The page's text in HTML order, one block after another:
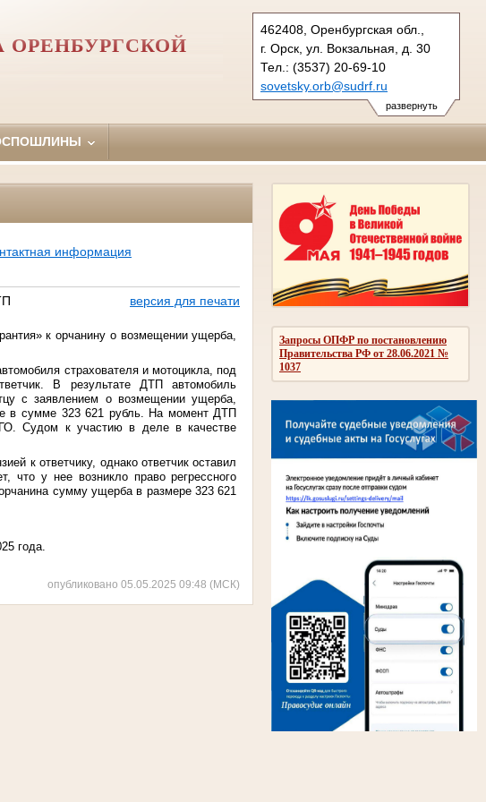
развернуть
462408, Оренбургская обл.,
г. Орск, ул. Вокзальная, д. 30
Тел.: (3537) 20-69-10
sovetsky.orb@sudrf.ru
ОРЕНБУРГСКОЙ
Запросы ОПФР по постановлению
Правительства РФ от 28.06.2021 №
1037
информация
версия для печати
к орчанину о возмещении ущерба,
страхователя и мотоцикла, под
В результате ДТП автомобиль
с заявлением о возмещении ущерба,
в сумме 323 621 рубль. На момент ДТП
Судом к участию в деле в качестве
к ответчику, однако ответчик оставил
что у нее возникло право регрессного
сумму ущерба в размере 323 621
года.
опубликовано 05.05.2025 09:48 (МСК)